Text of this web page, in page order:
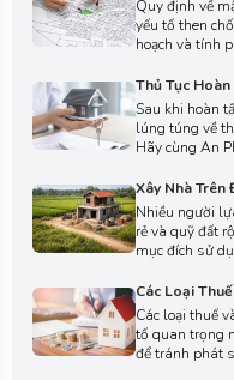
Quy định về
yếu tố then
hoạch và tính
những lưu ý
bài viết sau
Thủ Tục
Sau khi hoàn
lúng túng về
Hãy cùng An
thủ tục pháp lý
dụng qua bài
Xây Nhà
Nhiều người
rẻ và quỹ đất
mục đích sử
các điều kiện
cần đặc biệt lưu
Các Loại
Các loại thuế
tố quan trọng
để tránh phát